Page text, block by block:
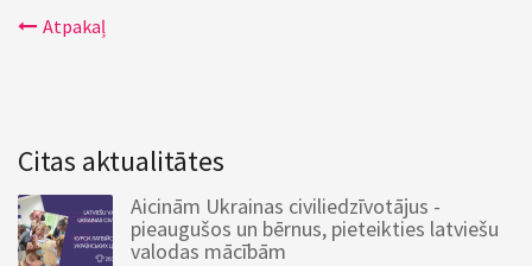
Atpakaļ
Citas aktualitātes
Aicinām Ukrainas civiliedzīvotājus -
pieaugušos un bērnus, pieteikties latviešu
valodas mācībām